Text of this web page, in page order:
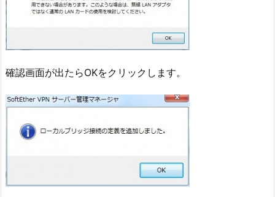
確認画面が出たらOKをクリックします。